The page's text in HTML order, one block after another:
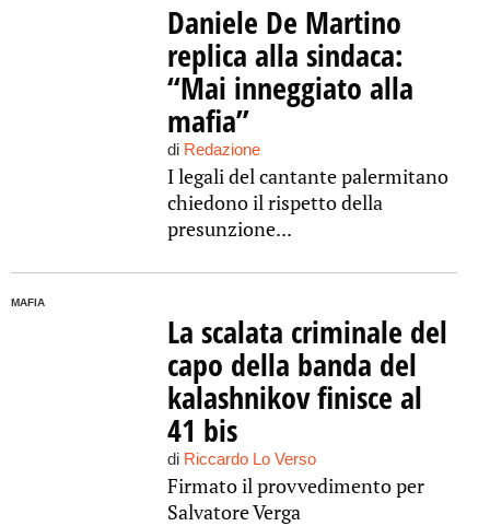
Daniele De Martino
replica alla sindaca:
“Mai inneggiato alla
mafia”
di Redazione
I legali del cantante palermitano
chiedono il rispetto della
presunzione...
MAFIA
La scalata criminale del
capo della banda del
kalashnikov finisce al
41 bis
di Riccardo Lo Verso
Firmato il provvedimento per
Salvatore Verga